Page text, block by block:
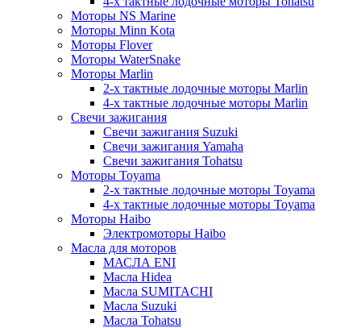
Моторы NS Marine
Моторы Minn Kota
Моторы Flover
Моторы WaterSnake
Моторы Marlin
2-х тактные лодочные моторы Marlin
4-х тактные лодочные моторы Marlin
Свечи зажигания
Свечи зажигания Suzuki
Свечи зажигания Yamaha
Свечи зажигания Tohatsu
Моторы Toyama
2-х тактные лодочные моторы Toyama
4-х тактные лодочные моторы Toyama
Моторы Haibo
Электромоторы Haibo
Масла для моторов
МАСЛА ENI
Масла Hidea
Масла SUMITACHI
Масла Suzuki
Масла Tohatsu